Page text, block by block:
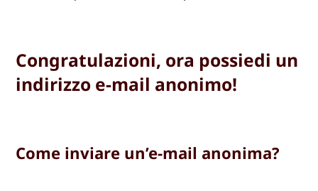
Congratulazioni, ora possiedi un
indirizzo e-mail anonimo!
Come inviare un’e-mail anonima?